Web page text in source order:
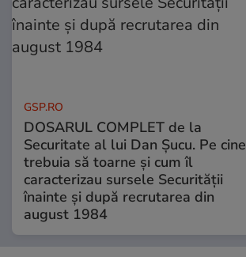
GSP.RO
DOSARUL COMPLET de la
Securitate al lui Dan Șucu. Pe cine
trebuia să toarne și cum îl
caracterizau sursele Securității
înainte și după recrutarea din
august 1984